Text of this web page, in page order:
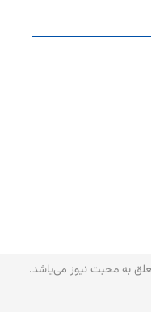
به محبت نیوز می‌یاشد.